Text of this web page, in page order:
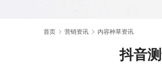
首页 营销资讯 内容种草资讯
抖音